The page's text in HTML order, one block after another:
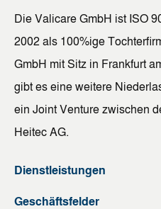
Die Valicare GmbH ist ISO
2002 als 100%ige
GmbH mit Sitz in Frankfurt
gibt es eine weitere
ein Joint Venture zwischen
Heitec AG.
Dienstleistungen
Geschäftsfelder